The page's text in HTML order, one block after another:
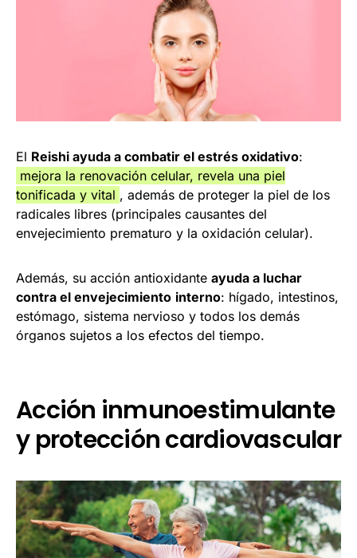
El Reishi ayuda a combatir el estrés oxidativo:
mejora la renovación celular, revela una piel
tonificada y vital , además de proteger la piel de los
radicales libres (principales causantes del
envejecimiento prematuro y la oxidación celular).
Además, su acción antioxidante ayuda a luchar
contra el envejecimiento interno: hígado, intestinos,
estómago, sistema nervioso y todos los demás
órganos sujetos a los efectos del tiempo.
Acción inmunoestimulante
y protección cardiovascular